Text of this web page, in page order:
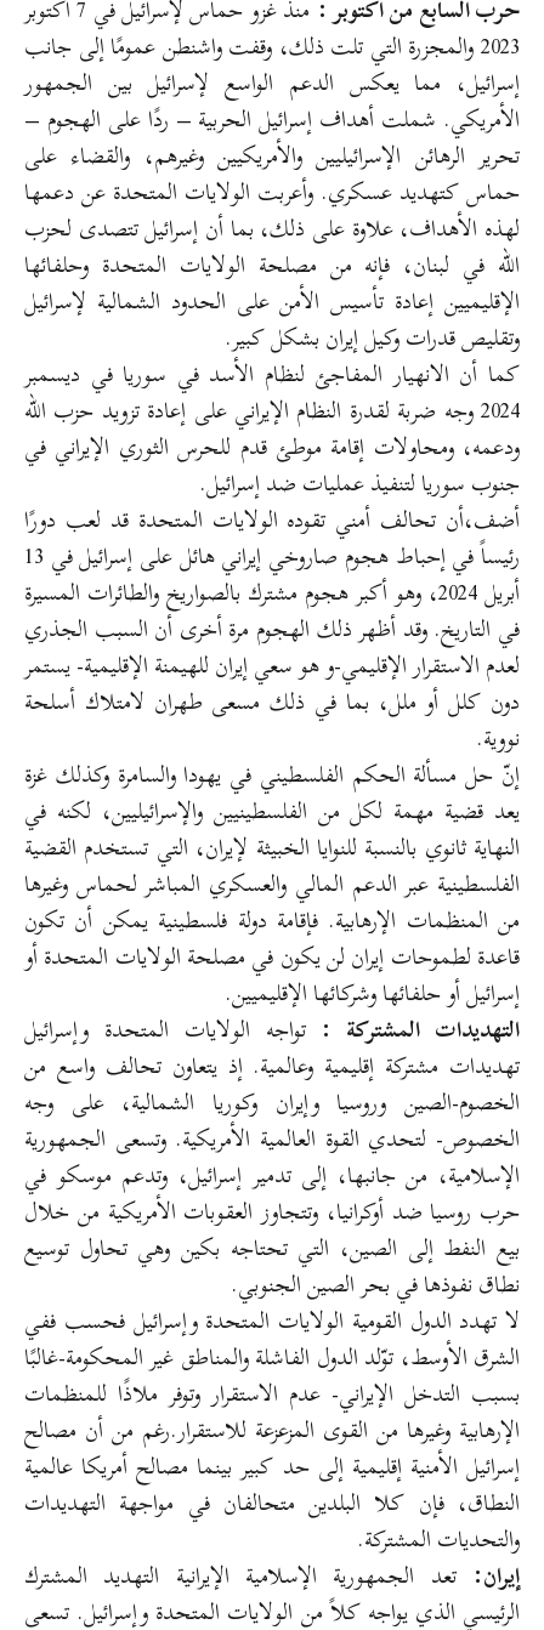
حرب السابع من أكتوبر :
منذ غزو حماس لإسرائيل في 7 أكتوبر
2023 والمجزرة التي تلت ذلك، وقفت واشنطن عمومًا إلى جانب
إسرائيل، مما يعكس الدعم الواسع لإسرائيل بين الجمهور
الأمريكي. شملت أهداف إسرائيل الحربية – ردًا على الهجوم –
تحرير الرهائن الإسرائيليين والأمريكيين وغيرهم، والقضاء على
حماس كتهديد عسكري. وأعربت الولايات المتحدة عن دعمها
لهذه الأهداف، علاوة على ذلك، بما أن إسرائيل تتصدى لحزب
الله في لبنان، فإنه من مصلحة الولايات المتحدة وحلفائها
الإقليميين إعادة تأسيس الأمن على الحدود الشمالية لإسرائيل
وتقليص قدرات وكيل إيران بشكل كبير.
كما أن الانهيار المفاجئ لنظام الأسد في سوريا في ديسمبر
2024 وجه ضربة لقدرة النظام الإيراني على إعادة تزويد حزب الله
ودعمه، ومحاولات إقامة موطئ قدم للحرس الثوري الإيراني في
جنوب سوريا لتنفيذ عمليات ضد إسرائيل.
أضف،أن تحالف أمني تقوده الولايات المتحدة قد لعب دورًا
رئيساً في إحباط هجوم صاروخي إيراني هائل على إسرائيل في 13
أبريل 2024، وهو أكبر هجوم مشترك بالصواريخ والطائرات المسيرة
في التاريخ. وقد أظهر ذلك الهجوم مرة أخرى أن السبب الجذري
لعدم الاستقرار الإقليمي-و هو سعي إيران للهيمنة الإقليمية- يستمر
دون كلل أو ملل، بما في ذلك مسعى طهران لامتلاك أسلحة
نووية.
إنّ حل مسألة الحكم الفلسطيني في يهودا والسامرة وكذلك غزة
يعد قضية مهمة لكل من الفلسطينيين والإسرائيليين، لكنه في
النهاية ثانوي بالنسبة للنوايا الخبيثة لإيران، التي تستخدم القضية
الفلسطينية عبر الدعم المالي والعسكري المباشر لحماس وغيرها
من المنظمات الإرهابية. فإقامة دولة فلسطينية يمكن أن تكون
قاعدة لطموحات إيران لن يكون في مصلحة الولايات المتحدة أو
إسرائيل أو حلفائها وشركائها الإقليميين.
التهديدات المشتركة : تواجه الولايات المتحدة وإسرائيل
تهديدات مشتركة إقليمية وعالمية. إذ يتعاون تحالف واسع من
الخصوم-الصين وروسيا وإيران وكوريا الشمالية، على وجه
الخصوص- لتحدي القوة العالمية الأمريكية. وتسعى الجمهورية
الإسلامية، من جانبها، إلى تدمير إسرائيل، وتدعم موسكو في
حرب روسيا ضد أوكرانيا، وتتجاوز العقوبات الأمريكية من خلال
بيع النفط إلى الصين، التي تحتاجه بكين وهي تحاول توسيع
نطاق نفوذها في بحر الصين الجنوبي.
لا تهدد الدول القومية الولايات المتحدة وإسرائيل فحسب ففي
الشرق الأوسط، توّلد الدول الفاشلة والمناطق غير المحكومة-غالبًا
بسبب التدخل الإيراني- عدم الاستقرار وتوفر ملاذًا للمنظمات
الإرهابية وغيرها من القوى المزعزعة للاستقرار.رغم من أن مصالح
إسرائيل الأمنية إقليمية إلى حد كبير بينما مصالح أمريكا عالمية
النطاق، فإن كلا البلدين متحالفان في مواجهة التهديدات
والتحديات المشتركة.
إيران: تعد الجمهورية الإسلامية الإيرانية التهديد المشترك
الرئيسي الذي يواجه كلاً من الولايات المتحدة وإسرائيل. تسعى